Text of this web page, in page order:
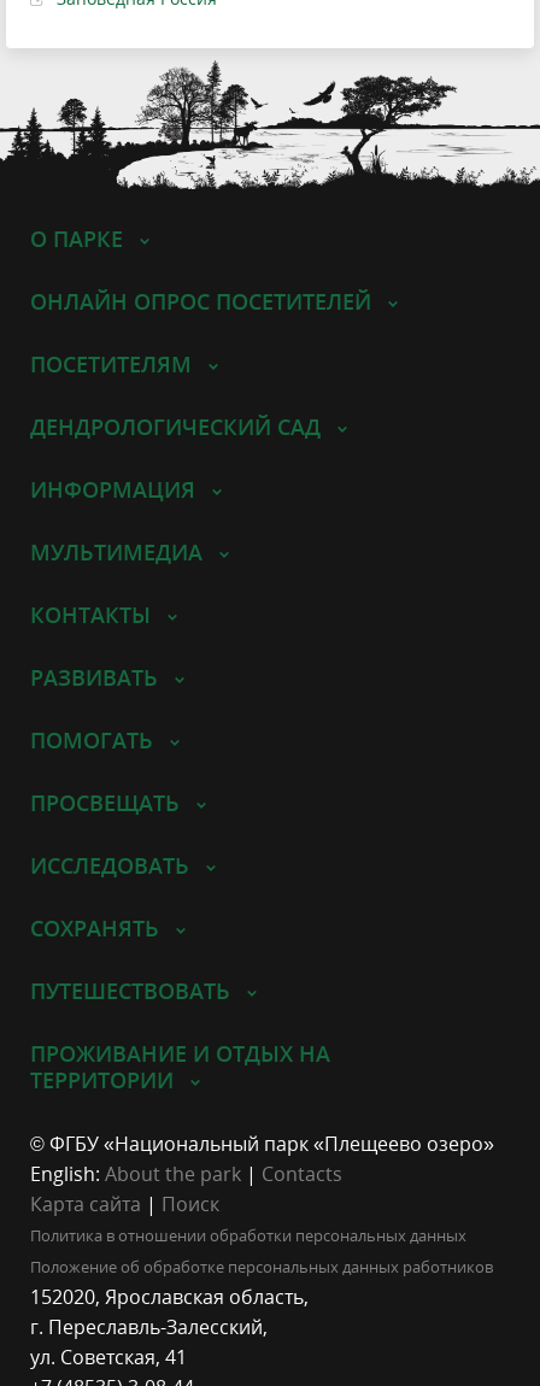
О ПАРКЕ
ОНЛАЙН ОПРОС ПОСЕТИТЕЛЕЙ
ПОСЕТИТЕЛЯМ
ДЕНДРОЛОГИЧЕСКИЙ САД
ИНФОРМАЦИЯ
МУЛЬТИМЕДИА
КОНТАКТЫ
РАЗВИВАТЬ
ПОМОГАТЬ
ПРОСВЕЩАТЬ
ИССЛЕДОВАТЬ
СОХРАНЯТЬ
ПУТЕШЕСТВОВАТЬ
ПРОЖИВАНИЕ И ОТДЫХ НА
ТЕРРИТОРИИ
© ФГБУ «Национальный парк «Плещеево озеро»
English: About the park | Contacts
Карта сайта | Поиск
Политика в отношении обработки персональных данных
Положение об обработке персональных данных работников
152020, Ярославская область,
г. Переславль-Залесский,
ул. Советская, 41